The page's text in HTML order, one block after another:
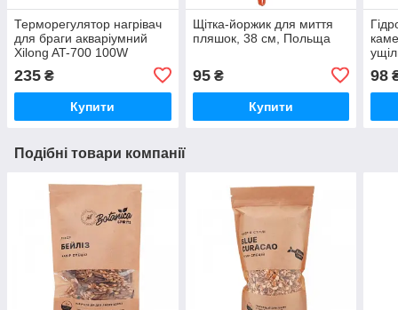
Терморегулятор нагрівач
для браги акваріумний
Xilong AT-700 100W
235 ₴
Купити
Щітка-йоржик для миття
пляшок, 38 см, Польща
95₴
Купити
98
Подібні товари компанії